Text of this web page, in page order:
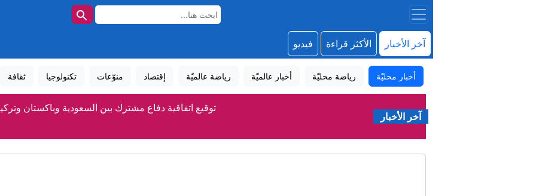
آخر الأخبار الأكثر قراءة فيديو
أخبار محليّة رياضة محليّة أخبار عالميّة رياضة عالميّة إقتصاد منوّعات تكنولوجيا ثقافة
آخر الأخبار
توقيع اتفاقية دفاع مشترك بين السعودية وباكستان
حملة لإزالة المركبات المهملة وإشغالات الطرق في الرصيفة لتعزيز